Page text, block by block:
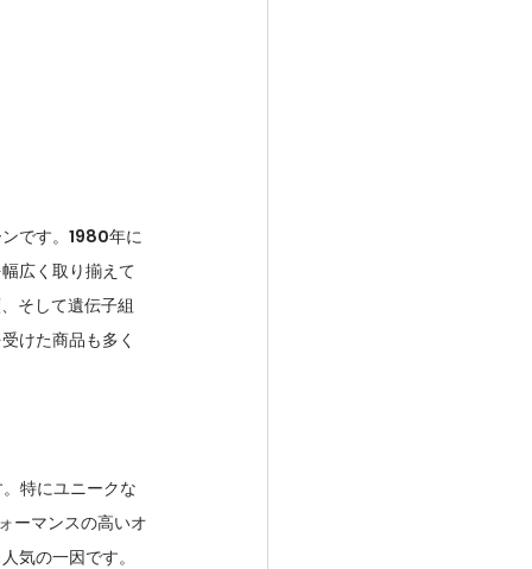
です。1980年に
広く取り揃えて
そして遺伝子組
けた商品も多く
特にユニークな
ーマンスの高いオ
気の一因です。